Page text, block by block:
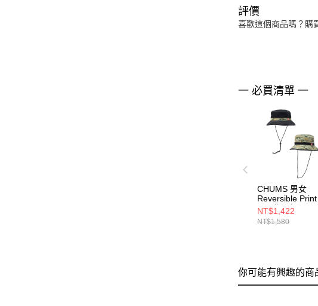
評價
喜歡這個商品嗎？購
一 必買清單 一
CHUMS 男女
Reversible Print
Hat 休閒帽
CH051416Z352
NT$1,422
NT$1,580
你可能有興趣的商